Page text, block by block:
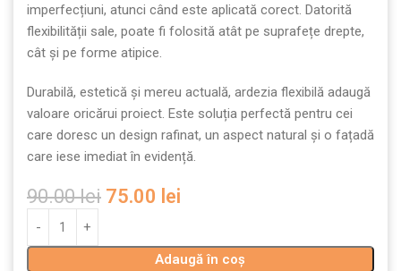
imperfecțiuni, atunci când este aplicată corect. Datorită
flexibilității sale, poate fi folosită atât pe suprafețe drepte,
cât și pe forme atipice.
Durabilă, estetică și mereu actuală, ardezia flexibilă adaugă
valoare oricărui proiect. Este soluția perfectă pentru cei
care doresc un design rafinat, un aspect natural și o fațadă
care iese imediat în evidență.
90.00lei 75.00 lei
Adaugă în coș